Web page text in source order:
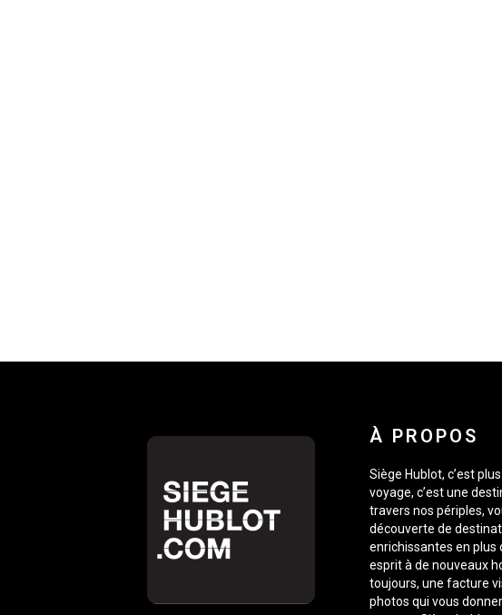
À PROPOS
Siège Hublot, c’est
voyage, c’est une
travers nos périples,
découverte de
enrichissantes en plus
esprit à de nouveaux
toujours, une facture
photos qui vous